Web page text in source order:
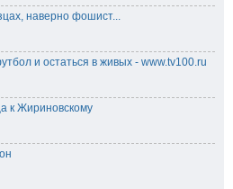
наверно фошист...
и остаться в живых - www.tv100.ru
к Жириновскому